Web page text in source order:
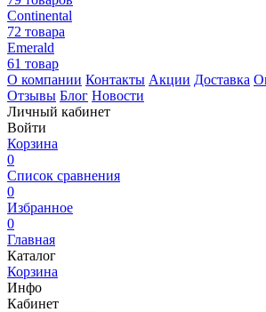
Continental
72 товара
Emerald
61 товар
О компании Контакты Акции Доставка
Отзывы Блог Новости
Личный кабинет
Войти
Корзина
0
Список сравнения
0
Избранное
0
Главная
Каталог
Корзина
Инфо
Кабинет